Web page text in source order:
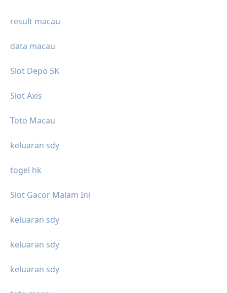
result macau
data macau
Slot Depo 5K
Slot Axis
Toto Macau
keluaran sdy
togel hk
Slot Gacor Malam Ini
keluaran sdy
keluaran sdy
keluaran sdy